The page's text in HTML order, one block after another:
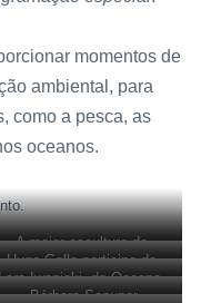
momentos de
ambiental, para
como a pesca, as
oceanos.
A maior escultura de
canudos plásticos do
mundo. (Produção:
Hugo Gallo participa da
montagem do ouriço feito
Iwanicki, da Oceana,
Bárbara Sapunar